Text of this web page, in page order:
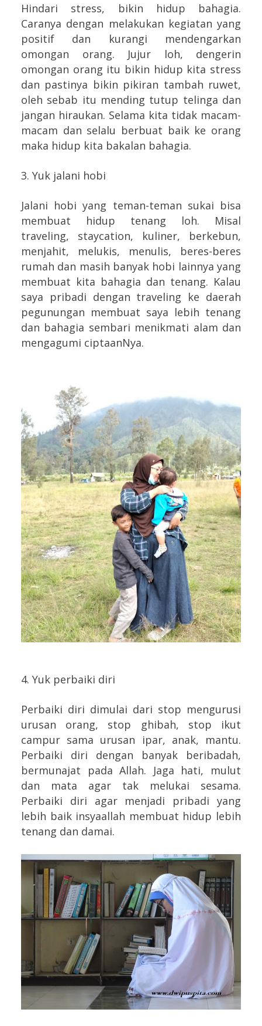
Hindari stress, bikin hidup bahagia.
Caranya dengan melakukan kegiatan yang
positif dan kurangi mendengarkan
omongan orang. Jujur loh, dengerin
omongan orang itu bikin hidup kita stress
dan pastinya bikin pikiran tambah ruwet,
oleh sebab itu mending tutup telinga dan
jangan hiraukan. Selama kita tidak macam-
macam dan selalu berbuat baik ke orang
maka hidup kita bakalan bahagia.
3. Yuk jalani hobi
Jalani hobi yang teman-teman sukai bisa
membuat hidup tenang loh. Misal
traveling, staycation, kuliner, berkebun,
menjahit, melukis, menulis, beres-beres
rumah dan masih banyak hobi lainnya yang
membuat kita bahagia dan tenang. Kalau
saya pribadi dengan traveling ke daerah
pegunungan membuat saya lebih tenang
dan bahagia sembari menikmati alam dan
mengagumi ciptaanNya.
4. Yuk perbaiki diri
Perbaiki diri dimulai dari stop mengurusi
urusan orang, stop ghibah, stop ikut
campur sama urusan ipar, anak, mantu.
Perbaiki diri dengan banyak beribadah,
bermunajat pada Allah. Jaga hati, mulut
dan mata agar tak melukai sesama.
Perbaiki diri agar menjadi pribadi yang
lebih baik insyaallah membuat hidup lebih
tenang dan damai.